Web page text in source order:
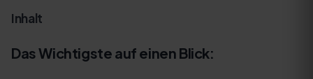
Inhalt
Das Wichtigste auf einen Blick: